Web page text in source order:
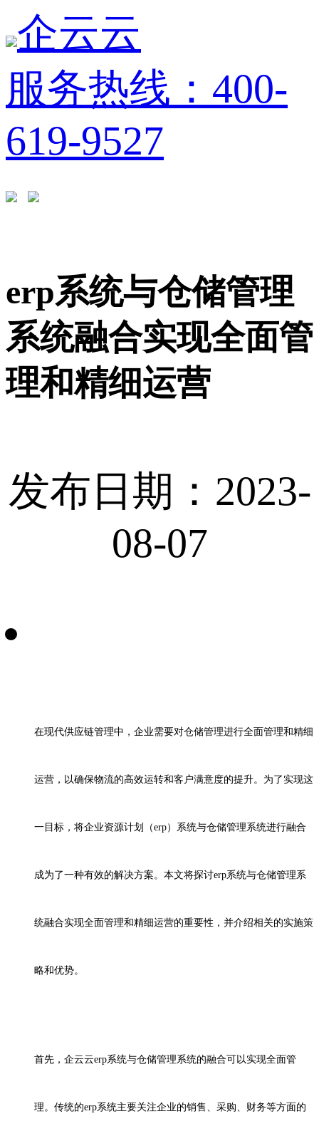
企云云
服务热线：400-
619-9527
erp系统与仓储管理
系统融合实现全面管
理和精细运营
发布日期：2023-
08-07
在现代供应链管理中，企业需要对仓储管理进行全面管理和精细
运营，以确保物流的高效运转和客户满意度的提升。为了实现这
一目标，将企业资源计划（erp）系统与仓储管理系统进行融合
成为了一种有效的解决方案。本文将探讨erp系统与仓储管理系
统融合实现全面管理和精细运营的重要性，并介绍相关的实施策
略和优势。
首先， 企云云erp系统与仓储管理系统的融合可以实现全面管
理。传统的erp系统主要关注企业的销售、采购、财务等方面的